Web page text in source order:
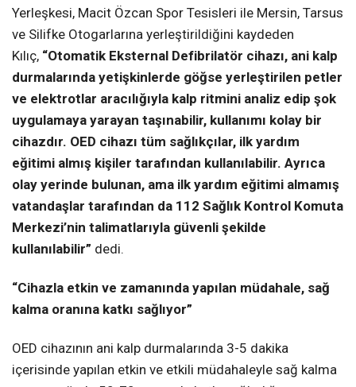
Yerleşkesi, Macit Özcan Spor Tesisleri ile Mersin, Tarsus
ve Silifke Otogarlarına yerleştirildiğini kaydeden
Kılıç, “Otomatik Eksternal Defibrilatör cihazı, ani kalp
durmalarında yetişkinlerde göğse yerleştirilen petler
ve elektrotlar aracılığıyla kalp ritmini analiz edip şok
uygulamaya yarayan taşınabilir, kullanımı kolay bir
cihazdır. OED cihazı tüm sağlıkçılar, ilk yardım
eğitimi almış kişiler tarafından kullanılabilir. Ayrıca
olay yerinde bulunan, ama ilk yardım eğitimi almamış
vatandaşlar tarafından da 112 Sağlık Kontrol Komuta
Merkezi’nin talimatlarıyla güvenli şekilde
kullanılabilir” dedi.
“Cihazla etkin ve zamanında yapılan müdahale, sağ
kalma oranına katkı sağlıyor”
OED cihazının ani kalp durmalarında 3-5 dakika
içerisinde yapılan etkin ve etkili müdahaleyle sağ kalma